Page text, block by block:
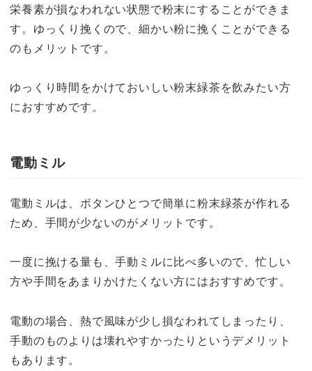
栄養素が損なわれない状態で粉末にすることができま
す。ゆっくり挽くので、細かい粉に挽くことができる
のもメリットです。
ゆっくり時間をかけておいしい粉末緑茶を飲みたい方
におすすめです。
電動ミル
電動ミルは、ボタンひとつで簡単に粉末緑茶が作れる
ため、手間が少ないのがメリットです。
一度に挽ける量も、手動ミルに比べ多いので、忙しい
方や手間をあまりかけたくない方にはおすすめです。
電動の場合、熱で風味が少し損なわれてしまったり、
手動のものよりは壊れやすかったりというデメリット
もあります。